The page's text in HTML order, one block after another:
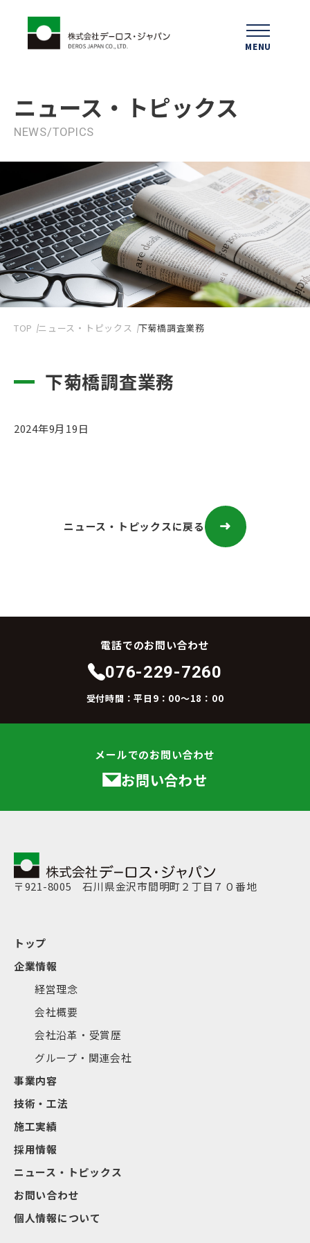
MENU
ニュース ・トピックス
NEWS/TOPICS
TOP ニュース・トピックス 下菊橋調査業務
下菊橋調査業務
2024年9月19日
ニュース・トピックスに戻る
電話でのお問い合わせ
076-229-7260
受付時間：平日9：00～18：00
メールでのお問い合わせ
お問い合わせ
〒921-8005 石川県金沢市間明町２丁目７０番地
トップ
企業情報
経営理念
会社概要
会社沿革・受賞歴
グループ・関連会社
事業内容
技術・工法
施工実績
採用情報
ニュース・トピックス
お問い合わせ
個人情報について